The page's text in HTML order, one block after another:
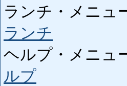
ランチ・メニュ
ランチ
ヘルプ・メニュ
ルプ